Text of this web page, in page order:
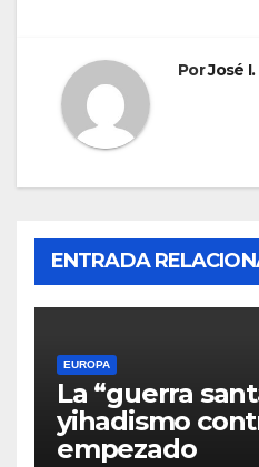
PorJosé
ENTRADA
EUROPA
La “guerra
yihadismo
empezado